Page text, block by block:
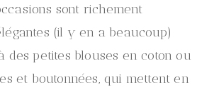
sont richement
(il y en a beaucoup)
des petites blouses en coton ou
et boutonnées, qui mettent en